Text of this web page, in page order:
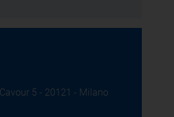
5 - 20121 - Milano